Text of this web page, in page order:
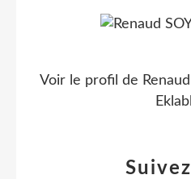
Voir le profil de